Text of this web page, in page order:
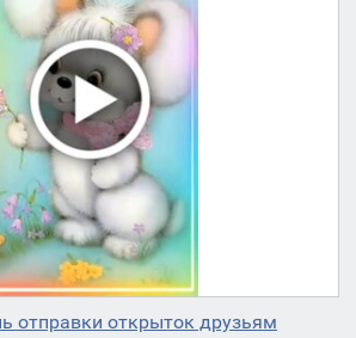
отправки открыток друзьям